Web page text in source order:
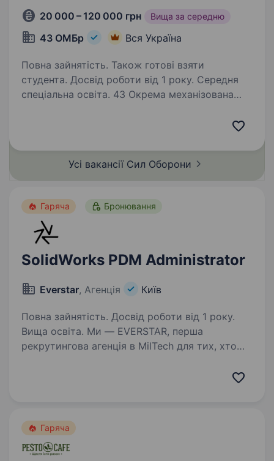
20 000 – 120 000 грн Вища за середню
43 ОМБр Вся Україна
Повна зайнятість. Також готові взяти
студента. Досвід роботи від 1 року. Середня
спеціальна освіта. 43 Окрема механізована
автоматизованих систем управління,
обчислювальної та вимірювальної техніки.
Ми шукаємо…
Усі вакансії Сил Оборони
Гаряча Бронювання
SolidWorks PDM Administrator
Everstar, Агенція Київ
Повна зайнятість. Досвід роботи від 1 року.
Вища освіта. Ми — EVERSTAR, перша
рекрутингова агенція в MilTech для тих, хто
Але досить про нас, розказуємо про головну
Гаряча